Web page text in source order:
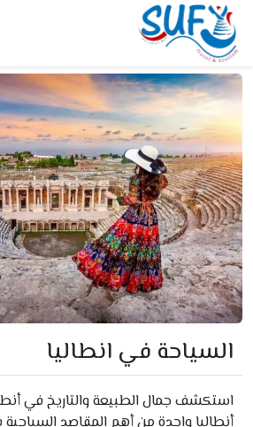
Skip
content
السياحة في انطاليا
استكشف جمال الطبيعة والتاريخ في